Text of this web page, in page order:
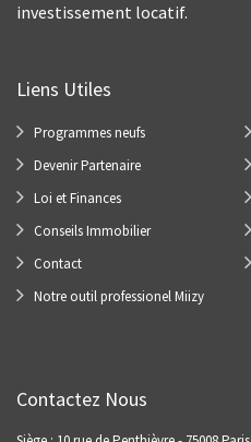
investissement locatif.
Liens Utiles
Programmes neufs
Devenir Partenaire
Loi et Finances
Conseils Immobilier
Contact
Notre outil professionel Miizy
Contactez Nous